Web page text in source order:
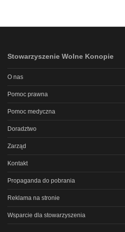
Stowarzyszenie Wolne Konopie
O nas
Pomoc prawna
Pomoc medyczna
Doradztwo
Zarząd
Kontakt
Propaganda do pobrania
Reklama na stronie
Wsparcie dla stowarzyszenia